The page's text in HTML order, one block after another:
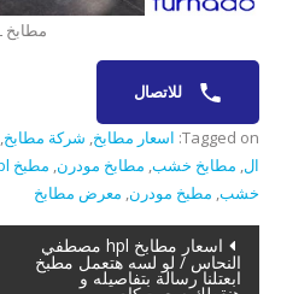
مطابخ HPL
للاتصال
Tagged on: اسعار مطابخ, شركة مطابخ,
ال, مطابخ خشب, مطابخ مودرن, مطبخ hpl
خشب, مطبخ مودرن, معرض مطابخ
تصفّح
اسعار مطابخ hpl مصطفي
النحاس / لو لسه هتعمل مطبخ
ابعتلنا رسالة بتفاصيله و